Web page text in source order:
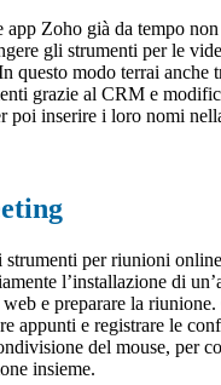
Zoho già da tempo
gli strumenti per le
questo modo terrai anche
grazie al CRM e
poi inserire i loro nomi
per riunioni
l’installazione di
e preparare la
appunti e registrare le
del mouse, per
insieme.